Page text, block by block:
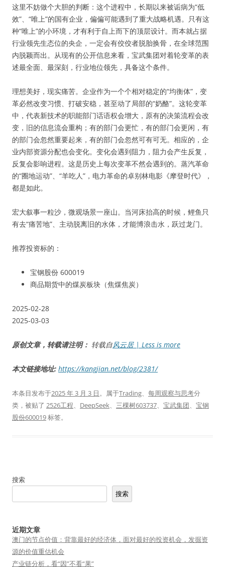
这里不妨做个大胆的判断：这个进程中，长期以来被诟病为“低
效”、“唯上”的国有企业，偏偏可能遇到了重大战略机遇。只有这
种“唯上”的小环境，才有利于自上而下的顶层设计。而本就占据
行业领先生态位的央企，一定会有佼佼者脱胎换骨，在全球范围
内脱颖而出。从现有的公开信息来看，宝武集团对着轮变革的表
述最全面、最深刻，行业地位领先，具备这个条件。
理想美好，现实痛苦。企业作为一个个相对稳定的“均衡体”，变
革必然改变习惯、打破安稳，甚至动了局部的“奶酪”。这轮变革
中，代表新技术的职能部门话语权会增大，原有的决策流程会改
变，旧的信息流会重构；有的部门会更忙，有的部门会更闲，有
的部门会忽然重要起来，有的部门会忽然可有可无。相应的，企
业内部资源分配也会变化。变化会遇到阻力，阻力会产生反复，
反复会影响进程。这是历史上每次变革不然会遇到的。蒸汽革命
的“圈地运动”、“羊吃人”，电力革命的卓别林电影《摩登时代》，
都是如此。
宏大叙事一粒沙，微观场景一座山。当河床抬高的时候，鲤鱼只
有去“痛苦地”、主动脱离旧的水体，才能博浪击水，跃过龙门。
推荐投资标的：
宝钢股份 600019
商品期货中的煤炭板块（焦煤焦炭）
2025-02-28
2025-03-03
原创文章，转载请注明： 转载自风云居 | Less is more
本文链接地址: https://kangjian.net/blog/2381/
本条目发布于2025 年 3 月 3 日。属于Trading、 每周观察与思考分
类，被贴了 2526工程、 DeepSeek、 三棵树603737、 宝武集团、 宝钢
股份600019标签。
搜索
搜索
近期文章
澳门的节点价值：背靠最好的经济体，面对最好的投资机会，发掘资
源的价值重估机会
产业链分析，看“因”不看“果”